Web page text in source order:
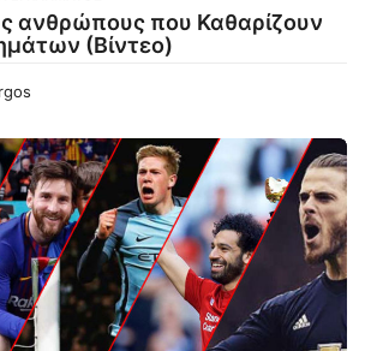
ανθρώπους που Καθαρίζουν
(Βίντεο)